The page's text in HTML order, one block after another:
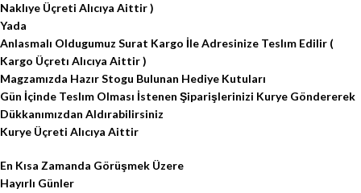
Naklıye Üçreti Alıcıya Aittir )
Yada
Anlasmalı Oldugumuz Surat Kargo İle Adresinize Teslım Edilir (
Kargo Üçretı Alıcıya Aittir )
Magzamızda Hazır Stogu Bulunan Hediye Kutuları
Gün İçinde Teslım Olması İstenen Şiparişlerinizi Kurye Göndererek
Dükkanımızdan Aldırabilirsiniz
Kurye Üçreti Alıcıya Aittir
En Kısa Zamanda Görüşmek Üzere
Hayırlı Günler